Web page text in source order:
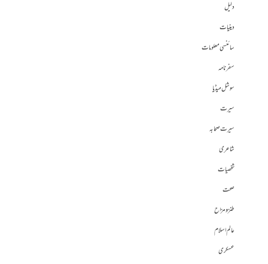
دلیل
دینیات
سائنسی معلومات
سفرنامہ
سوشل میڈیا
سیرت
سیرت صحابہ
شاعری
شخصیات
صحت
طنز و مزاح
عالم اسلام
عسکری